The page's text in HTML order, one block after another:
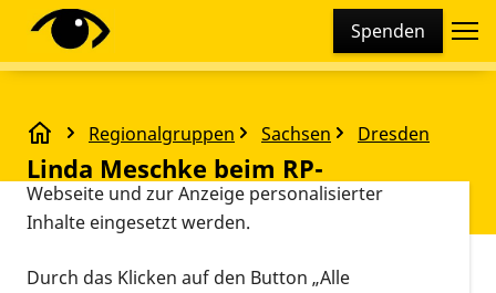
Spenden
Regionalgruppen Sachsen Dresden
Linda Meschke beim RP-Beraterseminar
Linda Meschke beim RP-
Beraterseminar
Vorlesen
Diese Webseite setzt verschiedene Cookies und
Tracking-Tools ein. Dies beinhaltet Cookies und
technisch notwendig sind, die zu statistischen
Zwecken sowie zur besseren Bedienbarkeit der
Webseite und zur Anzeige personalisierter
Inhalte eingesetzt werden.
Durch das Klicken auf den Button „Alle